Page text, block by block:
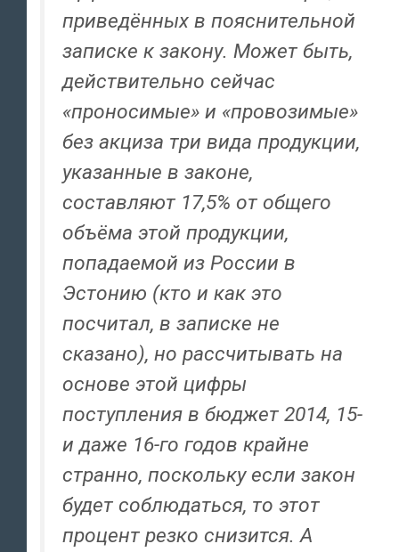
приведённых в пояснительной
записке к закону. Может быть,
действительно сейчас
«проносимые» и «провозимые»
без акциза три вида продукции,
указанные в законе,
составляют 17,5% от общего
объёма этой продукции,
попадаемой из России в
Эстонию (кто и как это
посчитал, в записке не
сказано), но рассчитывать на
основе этой цифры
поступления в бюджет 2014, 15-
и даже 16-го годов крайне
странно, поскольку если закон
будет соблюдаться, то этот
процент резко снизится. А